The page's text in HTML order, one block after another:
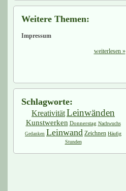
Weitere Themen:
Impressum
weiterlesen »
Schlagworte:
KreativitätLeinwänden
Kunstwerken Donnerstag Nachwuchs
Gedanken Leinwand Zeichnen Häufig
Stunden